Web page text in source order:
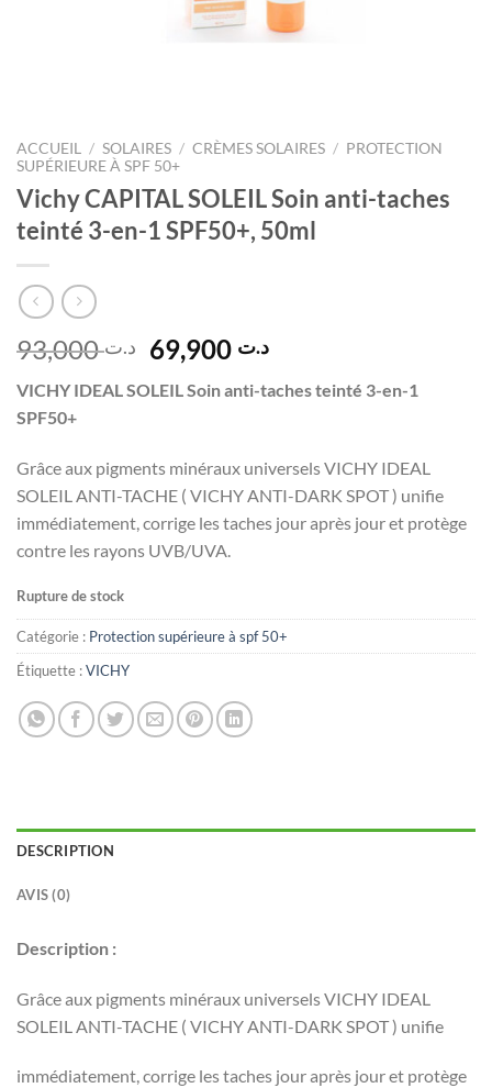
ACCUEIL / SOLAIRES / CRÈMES SOLAIRES / PROTECTION
SUPÉRIEURE À SPF 50+
Vichy CAPITAL SOLEIL Soin anti-taches
teinté 3-en-1 SPF50+, 50ml
د.ت93,000
Le
prix
initial
د.تLe
actuel
VICHY IDEAL SOLEIL Soin anti-taches teinté 3-en-1
SPF50+
Grâce aux pigments minéraux universels VICHY IDEAL
SOLEIL ANTI-TACHE ( VICHY ANTI-DARK SPOT ) unifie
immédiatement, corrige les taches jour après jour et protège
contre les rayons UVB/UVA.
Rupture de stock
Catégorie : Protection supérieure à spf 50+
Étiquette :VICHY
DESCRIPTION
AVIS (0)
Description :
Grâce aux pigments minéraux universels VICHY IDEAL
SOLEIL ANTI-TACHE ( VICHY ANTI-DARK SPOT ) unifie
immédiatement, corrige les taches jour après jour et protège